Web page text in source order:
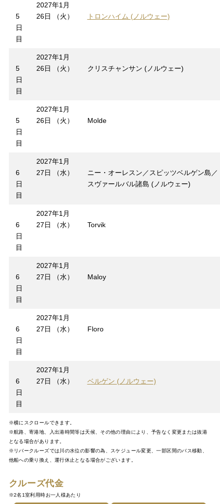
5
日
目
2027年1月
26日 （火）
トロンハイム (ノルウェー)
5
日
目
2027年1月
26日 （火）
クリスチャンサン (ノルウェー)
5
日
目
2027年1月
26日 （火）
Molde
6
日
目
2027年1月
27日 （水）
ニー・オーレスン／スピッツベルゲン島／
スヴァールバル諸島 (ノルウェー)
6
日
目
2027年1月
27日 （水）
Torvik
6
日
目
2027年1月
27日 （水）
Maloy
6
日
目
2027年1月
27日 （水）
Floro
6
日
目
2027年1月
27日 （水）
ベルゲン (ノルウェー)
※横にスクロールできます。
※航路、寄港地、入出港時間等は天候、その他の理由により、予告なく変更または抜港
となる場合があります。
※リバークルーズでは川の水位の影響の為、スケジュール変更、一部区間のバス移動、
他船への乗り換え、運行休止となる場合がございます。
クルーズ代金
※2名1室利用時お一人様あたり